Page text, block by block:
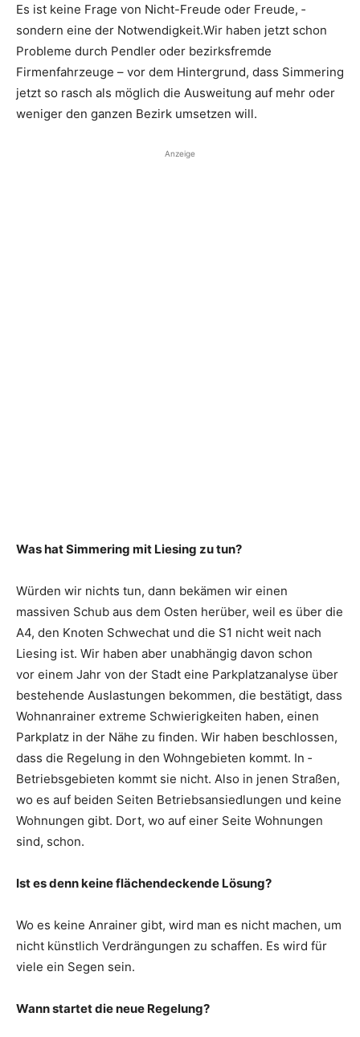
Es ist keine Frage von Nicht-Freude oder Freude, ­
sondern eine der Notwendigkeit.Wir haben jetzt schon
Probleme durch Pendler oder bezirksfremde
Firmenfahrzeuge – vor dem Hintergrund, dass Simmering
jetzt so rasch als möglich die Ausweitung auf mehr oder
weniger den ganzen ­Bezirk umsetzen will.
Anzeige
Was hat Simmering mit Liesing zu tun?
Würden wir nichts tun, dann bekämen wir einen
massiven Schub aus dem Osten herüber, weil es über die
A4, den Knoten Schwechat und die S1 nicht weit nach
Liesing ist. Wir haben aber unabhängig davon schon
vor einem Jahr von der Stadt eine Parkplatzanalyse über
beste­hende Auslastungen bekom­men, die bestätigt, dass
Wohnanrainer extreme Schwierigkeiten haben, einen
Parkplatz in der Nähe zu finden. Wir haben beschlossen,
dass die Regelung in den Wohngebieten kommt. In ­
Betriebsgebieten kommt sie nicht. Also in jenen Straßen,
wo es auf beiden Seiten Betriebs­ansiedlungen und keine
Wohnungen gibt. Dort, wo auf einer Seite Wohnungen
sind, schon.
Ist es denn keine flächendeckende Lösung?
Wo es keine Anrainer gibt, wird man es nicht machen, um
nicht künstlich Verdrängungen zu schaffen. Es wird für
viele ein Segen sein.
Wann startet die neue ­Regelung?